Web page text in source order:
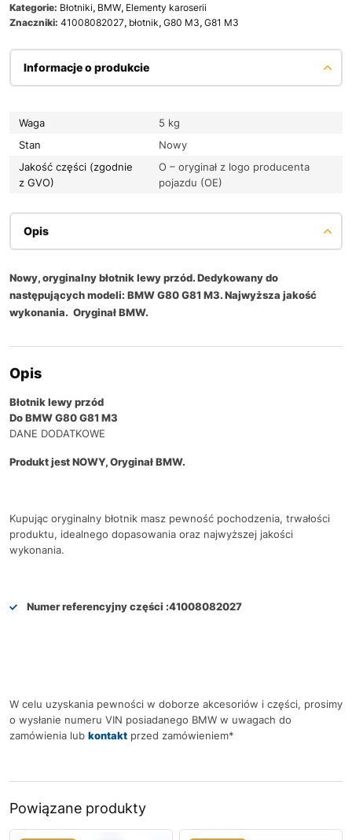
Kategorie: Błotniki, BMW, Elementy karoserii
Znaczniki: 41008082027, błotnik, G80 M3, G81 M3
Informacje o produkcie
Waga
5 kg
Stan
Nowy
Jakość części (zgodnie
z GVO)
O – oryginał z logo producenta
pojazdu (OE)
Opis
Nowy, oryginalny błotnik lewy przód. Dedykowany do
następujących modeli: BMW G80 G81 M3. Najwyższa jakość
wykonania. Oryginał BMW.
Opis
Błotnik lewy przód
Do BMW G80 G81 M3
DANE DODATKOWE
Produkt jest NOWY, Oryginał BMW.
Kupując oryginalny błotnik masz pewność pochodzenia, trwałości
produktu, idealnego dopasowania oraz najwyższej jakości
wykonania.
Numer referencyjny części :41008082027
W celu uzyskania pewności w doborze akcesoriów i części, prosimy
o wysłanie numeru VIN posiadanego BMW w uwagach do
zamówienia lub kontakt przed zamówieniem*
Powiązane produkty